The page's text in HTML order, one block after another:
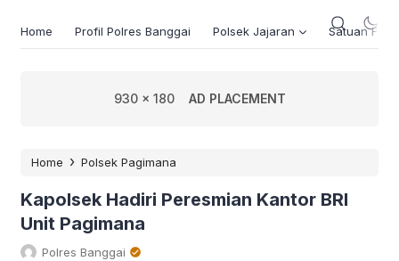
Home Profil Polres Banggai Polsek Jajaran Satuan
930 x 180 AD PLACEMENT
Home › Polsek Pagimana
Kapolsek Hadiri Peresmian Kantor BRI
Unit Pagimana
Polres Banggai